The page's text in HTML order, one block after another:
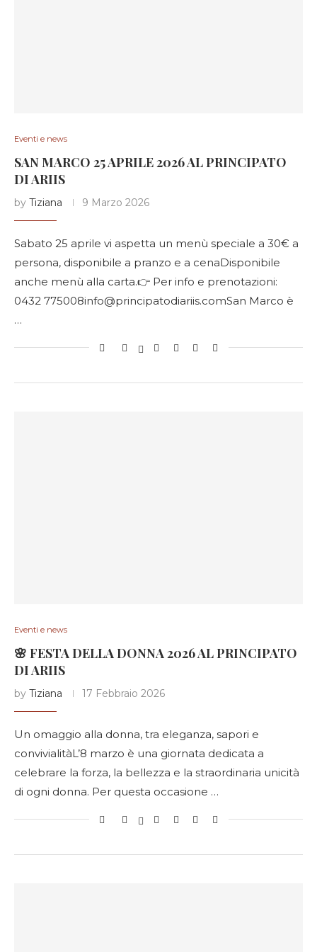
Eventi e news
SAN MARCO 25 APRILE 2026 AL PRINCIPATO
DI ARIIS
by Tiziana 9 Marzo 2026
Sabato 25 aprile vi aspetta un menù speciale a 30€ a
persona, disponibile a pranzo e a cenaDisponibile
anche menù alla carta.👉 Per info e prenotazioni:
0432 775008info@principatodiariis.comSan Marco è
…
Eventi e news
🌸 FESTA DELLA DONNA 2026 AL PRINCIPATO
DI ARIIS
by Tiziana 17 Febbraio 2026
Un omaggio alla donna, tra eleganza, sapori e
convivialitàL’8 marzo è una giornata dedicata a
celebrare la forza, la bellezza e la straordinaria unicità
di ogni donna. Per questa occasione …